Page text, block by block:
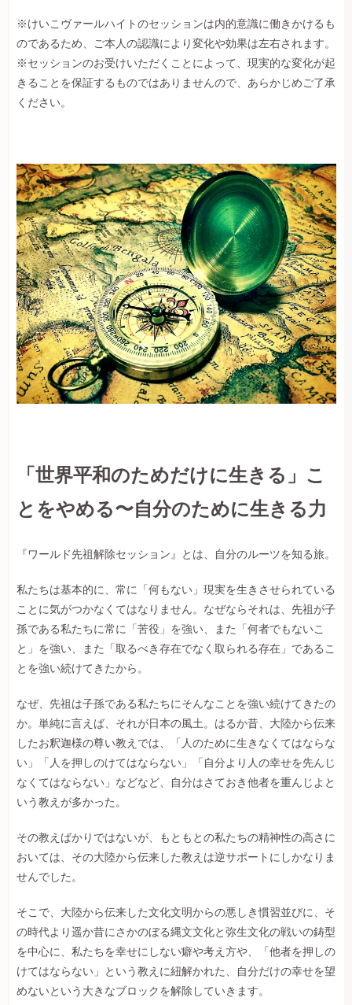
※けいこヴァールハイトのセッションは内的意識に働きかけるも
のであるため、ご本人の認識により変化や効果は左右されます。
※セッションのお受けいただくことによって、現実的な変化が起
きることを保証するものではありませんので、あらかじめご了承
ください。
「世界平和のためだけに生きる」こ
とをやめる〜自分のために生きる力
『ワールド先祖解除セッション』とは、自分のルーツを知る旅。
私たちは基本的に、常に「何もない」現実を生きさせられている
ことに気がつかなくてはなりません。なぜならそれは、先祖が子
孫である私たちに常に「苦役」を強い、また「何者でもないこ
と」を強い、また「取るべき存在でなく取られる存在」であるこ
とを強い続けてきたから。
なぜ、先祖は子孫である私たちにそんなことを強い続けてきたの
か。単純に言えば、それが日本の風土。はるか昔、大陸から伝来
したお釈迦様の尊い教えでは、「人のために生きなくてはならな
い」「人を押しのけてはならない」「自分より人の幸せを先んじ
なくてはならない」などなど、自分はさておき他者を重んじよと
いう教えが多かった。
その教えばかりではないが、もともとの私たちの精神性の高さに
おいては、その大陸から伝来した教えは逆サポートにしかなりま
せんでした。
そこで、大陸から伝来した文化文明からの悪しき慣習並びに、そ
の時代より遥か昔にさかのぼる縄文文化と弥生文化の戦いの鋳型
を中心に、私たちを幸せにしない癖や考え方や、「他者を押しの
けてはならない」という教えに紐解かれた、自分だけの幸せを望
めないという大きなブロックを解除していきます。